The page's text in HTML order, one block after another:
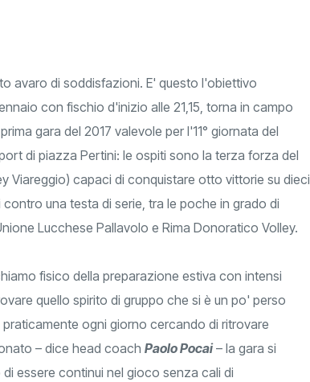
avaro di soddisfazioni. E' questo l'obiettivo
con fischio d'inizio alle 21,15, torna in campo
gara del 2017 valevole per l'11° giornata del
di piazza Pertini: le ospiti sono la terza forza del
Viareggio) capaci di conquistare otto vittorie su dieci
una testa di serie, tra le poche in grado di
Lucchese Pallavolo e Rima Donoratico Volley.
fisico della preparazione estiva con intensi
quello spirito di gruppo che si è un po' perso
ogni giorno cercando di ritrovare
– dice head coach Paolo Pocai– la gara si
essere continui nel gioco senza cali di